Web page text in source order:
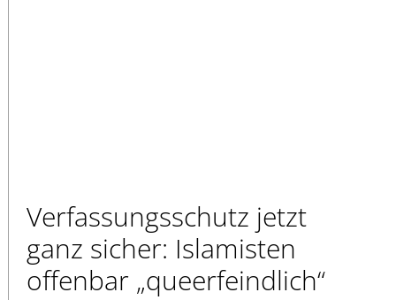
Verfassungsschutz jetzt
ganz sicher: Islamisten
offenbar „queerfeindlich“